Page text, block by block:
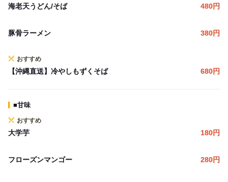
海老天うどん/そば 480円
豚骨ラーメン 380円
おすすめ
【沖縄直送】冷やしもずくそば 680円
■甘味
おすすめ
大学芋 180円
フローズンマンゴー 280円